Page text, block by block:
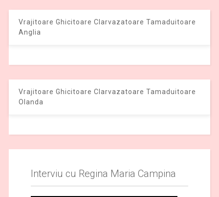
Vrajitoare Ghicitoare Clarvazatoare Tamaduitoare
Anglia
Vrajitoare Ghicitoare Clarvazatoare Tamaduitoare
Olanda
Interviu cu Regina Maria Campina